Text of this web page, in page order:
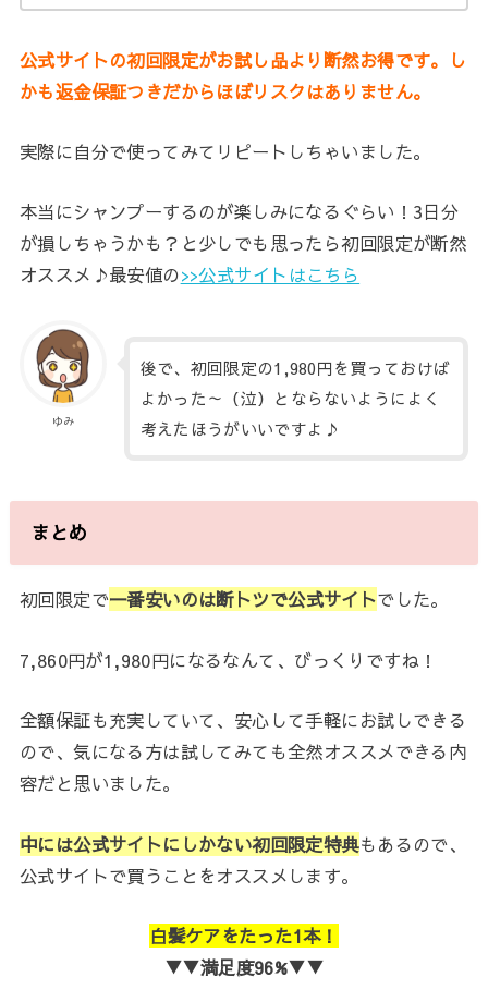
公式サイトの初回限定がお試し品より断然お得です。し
かも返金保証つきだからほぼリスクはありません。
実際に自分で使ってみてリピートしちゃいました。
本当にシャンプーするのが楽しみになるぐらい！3日分
が損しちゃうかも？と少しでも思ったら初回限定が断然
オススメ♪最安値の>>公式サイトはこちら
ゆみ
後で、初回限定の1,980円を買っておけば
よかった～（泣）とならないようによく
考えたほうがいいですよ♪
まとめ
初回限定で一番安いのは断トツで公式サイトでした。
7,860円が1,980円になるなんて、びっくりですね！
全額保証も充実していて、安心して手軽にお試しできる
ので、気になる方は試してみても全然オススメできる内
容だと思いました。
中には公式サイトにしかない初回限定特典もあるので、
公式サイトで買うことをオススメします。
白髪ケアをたった1本！
▼▼満足度96%▼▼